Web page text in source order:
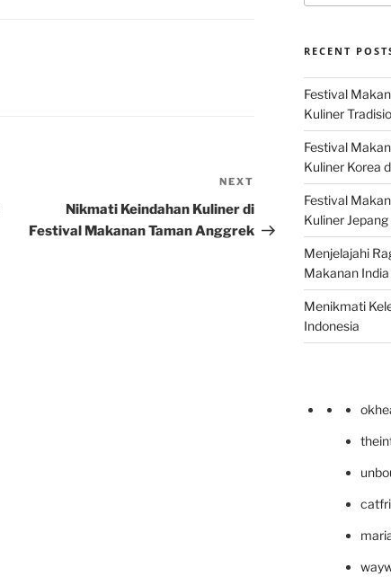
Post
NEXT
Nikmati Keindahan Kuliner di
Festival Makanan Taman Anggrek
RECENT
Festival
Kuliner
Festival
Kuliner Korea
Festival
Kuliner
Menjelajahi
Makanan
Menikmati
Indonesia